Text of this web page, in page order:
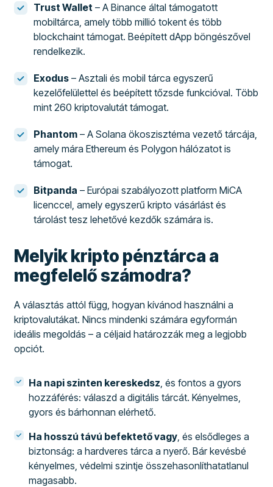
Trust Wallet – A Binance által támogatott
mobiltárca, amely több millió tokent és több
blockchaint támogat. Beépített dApp böngészővel
rendelkezik.
Exodus – Asztali és mobil tárca egyszerű
kezelőfelülettel és beépített tőzsde funkcióval. Több
mint 260 kriptovalutát támogat.
Phantom – A Solana ökoszisztéma vezető tárcája,
amely mára Ethereum és Polygon hálózatot is
támogat.
Bitpanda – Európai szabályozott platform MiCA
licenccel, amely egyszerű kripto vásárlást és
tárolást tesz lehetővé kezdők számára is.
Melyik kripto pénztárca a
megfelelő számodra?
A választás attól függ, hogyan kívánod használni a
kriptovalutákat. Nincs mindenki számára egyformán
ideális megoldás – a céljaid határozzák meg a legjobb
opciót.
Ha napi szinten kereskedsz , és fontos a gyors
hozzáférés: válaszd a digitális tárcát. Kényelmes,
gyors és bárhonnan elérhető.
Ha hosszú távú befektető vagy , és elsődleges a
biztonság: a hardveres tárca a nyerő. Bár kevésbé
kényelmes, védelmi szintje összehasonlíthatatlanul
magasabb.